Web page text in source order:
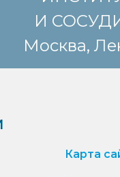
И
Москва,
Карта